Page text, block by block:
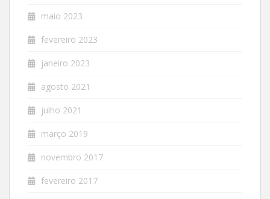
maio 2023
fevereiro 2023
janeiro 2023
agosto 2021
julho 2021
março 2019
novembro 2017
fevereiro 2017